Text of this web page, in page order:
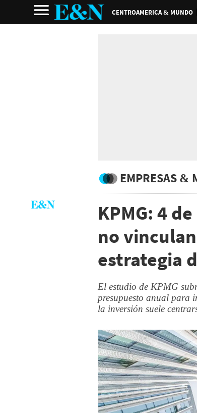
CENTROAMERICA & MUNDO
EMPRESAS &
KPMG: 4
no
estrategia
El estudio de KPMG
presupuesto anual para
la inversión suele